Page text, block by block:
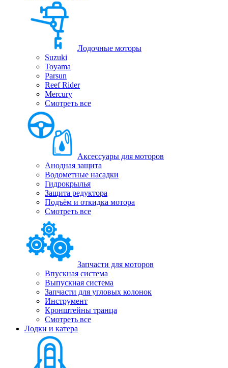
Лодочные моторы
Suzuki
Toyama
Parsun
Reef Rider
Mercury
Смотреть все
Аксессуары для моторов
Анодная защита
Водометные насадки
Гидрокрылья
Защита редуктора
Подъём и откидка мотора
Смотреть все
Запчасти для моторов
Впускная система
Выпускная система
Запчасти для угловых колонок
Инструмент
Кронштейны транца
Смотреть все
Лодки и катера